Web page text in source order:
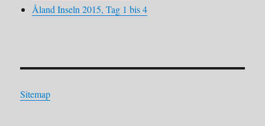
Åland Inseln 2015, Tag 1 bis 4
Sitemap